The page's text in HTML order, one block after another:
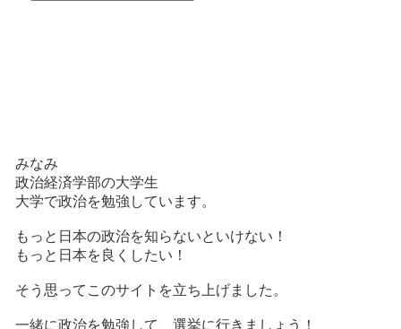
みなみ
政治経済学部の大学生
大学で政治を勉強しています。
もっと日本の政治を知らないといけない！
もっと日本を良くしたい！
そう思ってこのサイトを立ち上げました。
一緒に政治を勉強して、選挙に行きましょう！